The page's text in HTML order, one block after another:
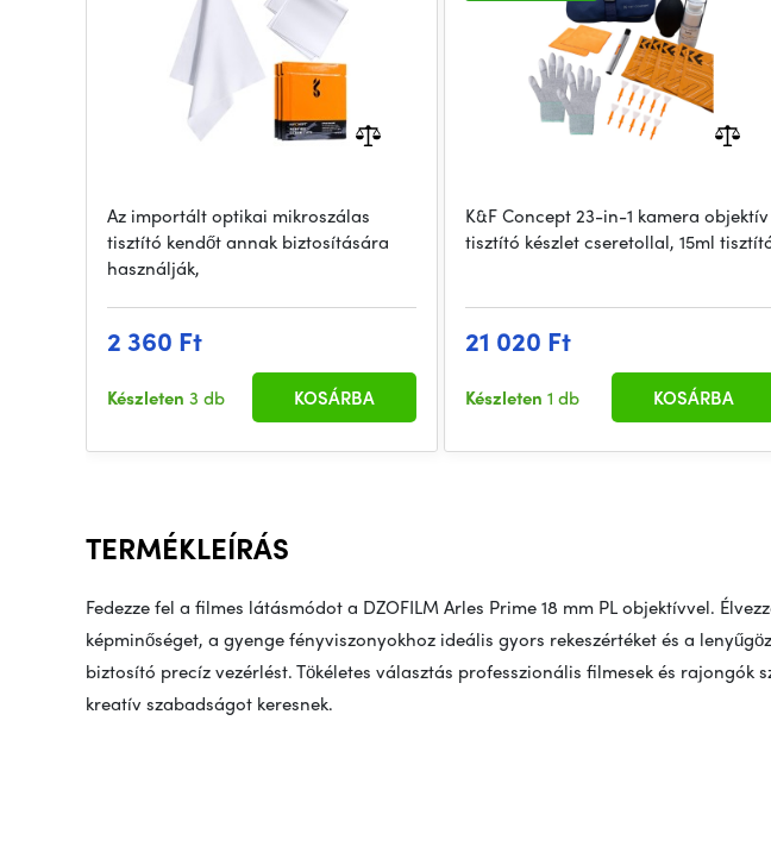
Az importált optikai mikroszálas
tisztító kendőt annak biztosítására
használják,
2 360 Ft
Készleten 3 db KOSÁRBA
K&F Concept 23-in-1 kamera objektív
tisztító készlet cseretollal, 15ml
21 020 Ft
Készleten1 db KOSÁRBA
TERMÉKLEÍRÁS
Fedezze fel a filmes látásmódot a DZOFILM Arles Prime 18 mm PL objektívvel.
képminőséget, a gyenge fényviszonyokhoz ideális gyors rekeszértéket és a
biztosító precíz vezérlést. Tökéletes választás professzionális filmesek és rajongók
kreatív szabadságot keresnek.